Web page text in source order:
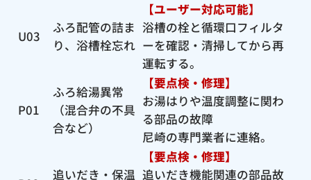
U03
ふろ配管の詰ま
り、浴槽栓忘れ
【ユーザー対応可能】
浴槽の栓と循環口フィルタ
ーを確認・清掃してから再
運転する。
P01
ふろ給湯異常
（混合弁の不具
合など）
【要点検・修理】
お湯はりや温度調整に関わ
る部品の故障
尼崎の専門業者に連絡。
追いだき・保温
【要点検・修理】
追いだき機能関連の部品故